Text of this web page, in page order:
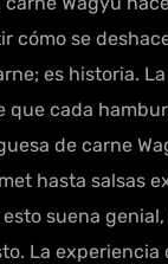
cómo se
es historia.
cada
de carne
hasta salsas
suena
La